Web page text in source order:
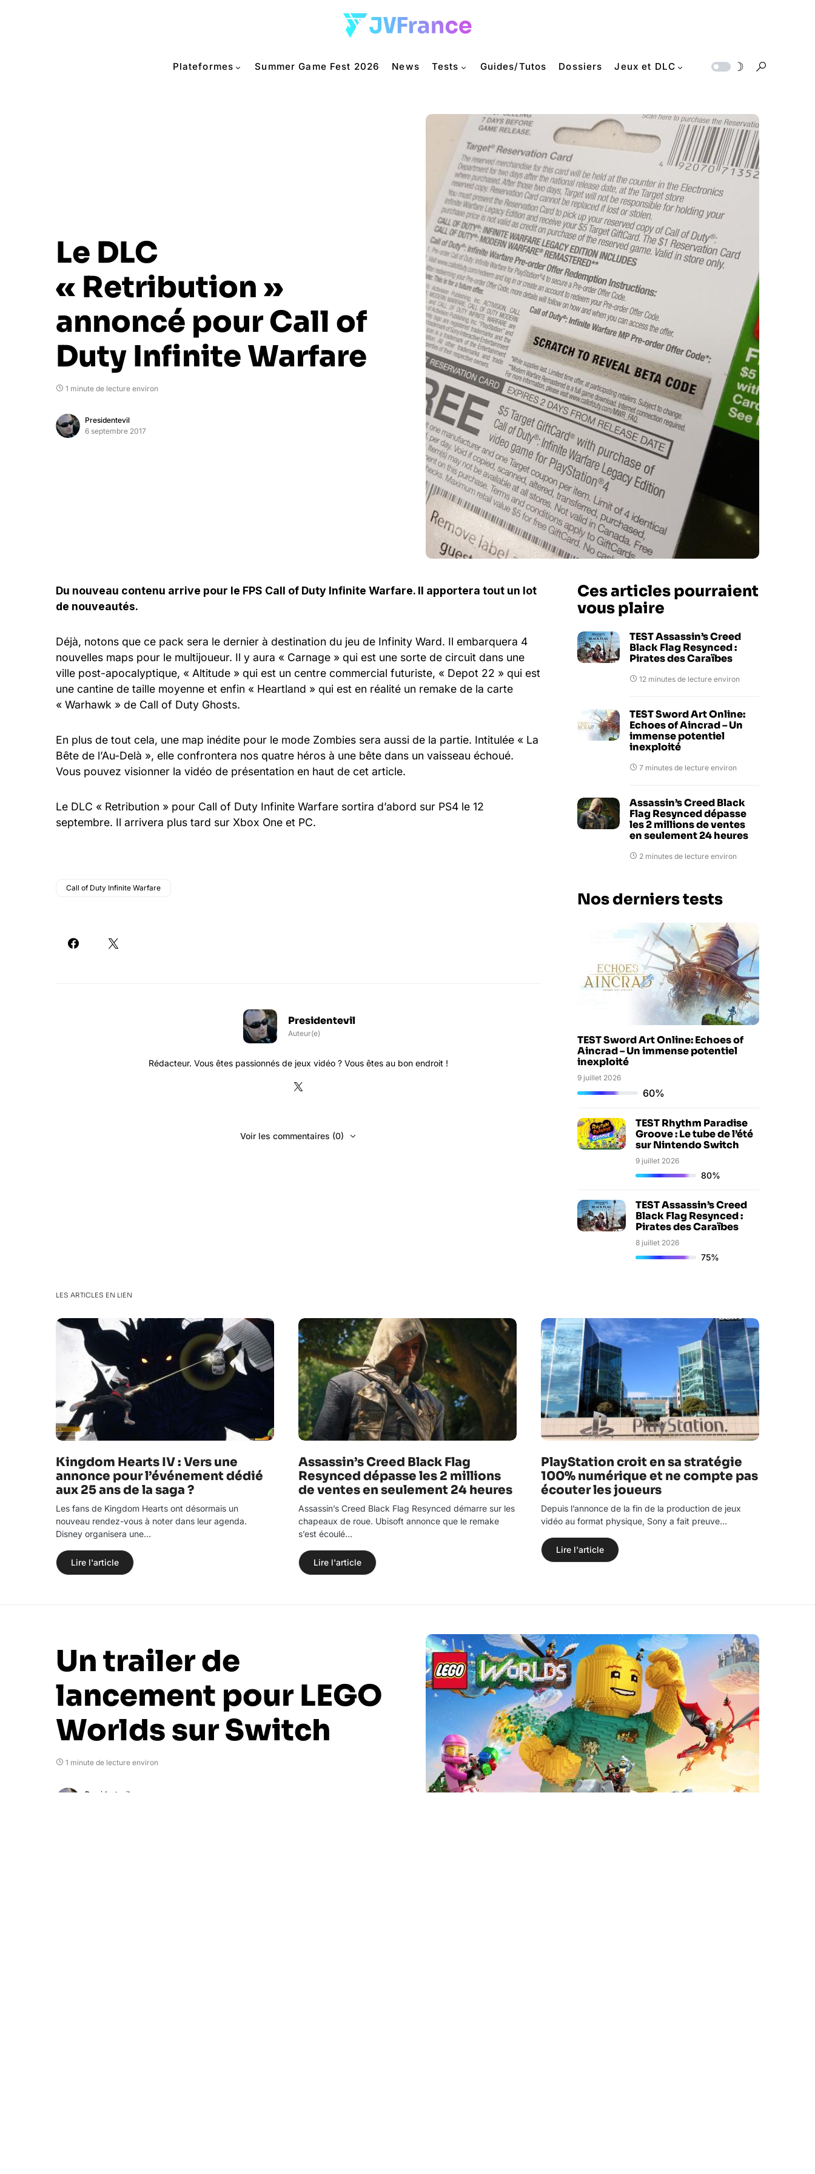
Plateformes Summer Game Fest 2026 News Tests Guides/Tutos Dossiers Jeux et DLC
Le DLC
« Retribution »
annoncé pour Call of
Duty Infinite Warfare
1 minute de lecture environ
Presidentevil
6 septembre 2017
Du nouveau contenu arrive pour le FPS Call of Duty Infinite Warfare. Il apportera tout un lot
de nouveautés.
Déjà, notons que ce pack sera le dernier à destination du jeu de Infinity Ward. Il embarquera 4
nouvelles maps pour le multijoueur. Il y aura « Carnage » qui est une sorte de circuit dans une
ville post-apocalyptique, « Altitude » qui est un centre commercial futuriste, « Depot 22 » qui est
une cantine de taille moyenne et enfin « Heartland » qui est en réalité un remake de la carte
« Warhawk » de Call of Duty Ghosts.
En plus de tout cela, une map inédite pour le mode Zombies sera aussi de la partie. Intitulée « La
Bête de l’Au-Delà », elle confrontera nos quatre héros à une bête dans un vaisseau échoué.
Vous pouvez visionner la vidéo de présentation en haut de cet article.
Le DLC « Retribution » pour Call of Duty Infinite Warfare sortira d’abord sur PS4 le 12
septembre. Il arrivera plus tard sur Xbox One et PC.
Call of Duty Infinite Warfare
Presidentevil
Auteur(e)
Rédacteur. Vous êtes passionnés de jeux vidéo ? Vous êtes au bon endroit !
Voir les commentaires (0)
Ces articles pourraient
vous plaire
TEST Assassin’s Creed
Black Flag Resynced :
Pirates des Caraïbes
12 minutes de lecture environ
TEST Sword Art Online:
Echoes of Aincrad – Un
immense potentiel
inexploité
7 minutes de lecture environ
Assassin’s Creed Black
Flag Resynced dépasse
les 2 millions de ventes
en seulement 24 heures
2 minutes de lecture environ
Nos derniers tests
TEST Sword Art Online: Echoes of
Aincrad – Un immense potentiel
inexploité
9 juillet 2026
60%
TEST Rhythm Paradise
Groove : Le tube de l’été
sur Nintendo Switch
9 juillet 2026
80%
TEST Assassin’s Creed
Black Flag Resynced :
Pirates des Caraïbes
8 juillet 2026
75%
LES ARTICLES EN LIEN
Kingdom Hearts IV : Vers une
annonce pour l’événement dédié
aux 25 ans de la saga ?
Les fans de Kingdom Hearts ont désormais un
nouveau rendez-vous à noter dans leur agenda.
Disney organisera une…
Lire l'article
Assassin’s Creed Black Flag
Resynced dépasse les 2 millions
de ventes en seulement 24 heures
Assassin’s Creed Black Flag Resynced démarre sur les
chapeaux de roue. Ubisoft annonce que le remake
s’est écoulé…
Lire l'article
PlayStation croit en sa stratégie
100% numérique et ne compte pas
écouter les joueurs
Depuis l’annonce de la fin de la production de jeux
vidéo au format physique, Sony a fait preuve…
Lire l'article
Un trailer de
lancement pour LEGO
Worlds sur Switch
1 minute de lecture environ
Presidentevil